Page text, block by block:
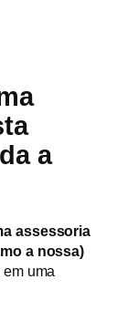
a
assessoria
a nossa)
uma